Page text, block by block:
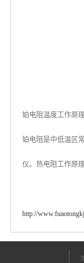
铂电阻温度工作原理
铂电阻是中低温区
仪。热电阻工作原
http://